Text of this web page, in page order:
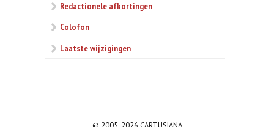
Redactionele afkortingen
Colofon
Laatste wijzigingen